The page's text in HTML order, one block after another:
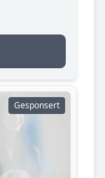
Gesponsert